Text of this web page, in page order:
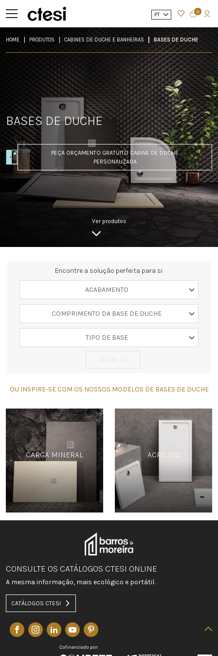
PT 0
HOME PRODUTOS CABINES DE DUCHE E BANHEIRAS BASES DE DUCHE
BASES DE DUCHE
PEÇA ORÇAMENTO GRATUITO CABINE DE DUCHE
PERSONALIZADA
Ver produtos
Encontre a solução perfeita para si
ACABAMENTO
COMPRIMENTO DA BASE DE DUCHE
TIPO DE BASE
OU INSPIRE-SE COM OS NOSSOS MODELOS DE BASES DE DUCHE
CARGA MINERAL ACRILICO
CONSULTE OS CATÁLOGOS CTESI ONLINE
A mesma informação, mais ecológico e portátil.
CATÁLOGOS CTESI